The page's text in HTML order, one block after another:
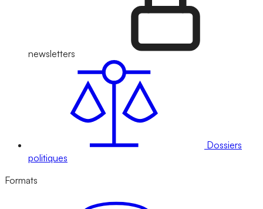
newsletters
Dossiers
politiques
Formats